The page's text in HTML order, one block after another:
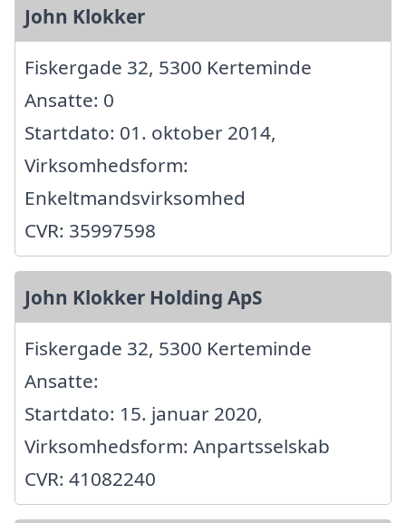
John Klokker
Fiskergade 32, 5300 Kerteminde
Ansatte: 0
Startdato: 01. oktober 2014,
Virksomhedsform:
Enkeltmandsvirksomhed
CVR: 35997598
John Klokker Holding ApS
Fiskergade 32, 5300 Kerteminde
Ansatte:
Startdato: 15. januar 2020,
Virksomhedsform: Anpartsselskab
CVR: 41082240